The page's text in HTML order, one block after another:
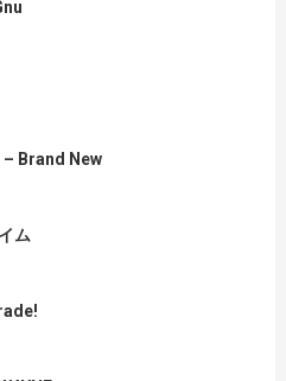
– Brand New
ム